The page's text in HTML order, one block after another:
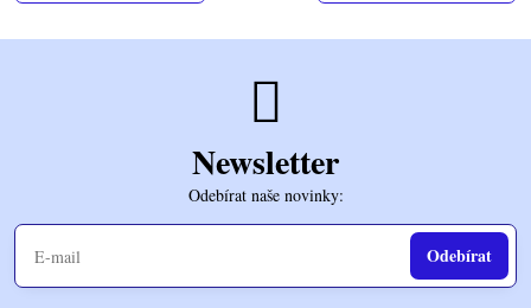
Newsletter
Odebírat naše novinky:
Odebírat